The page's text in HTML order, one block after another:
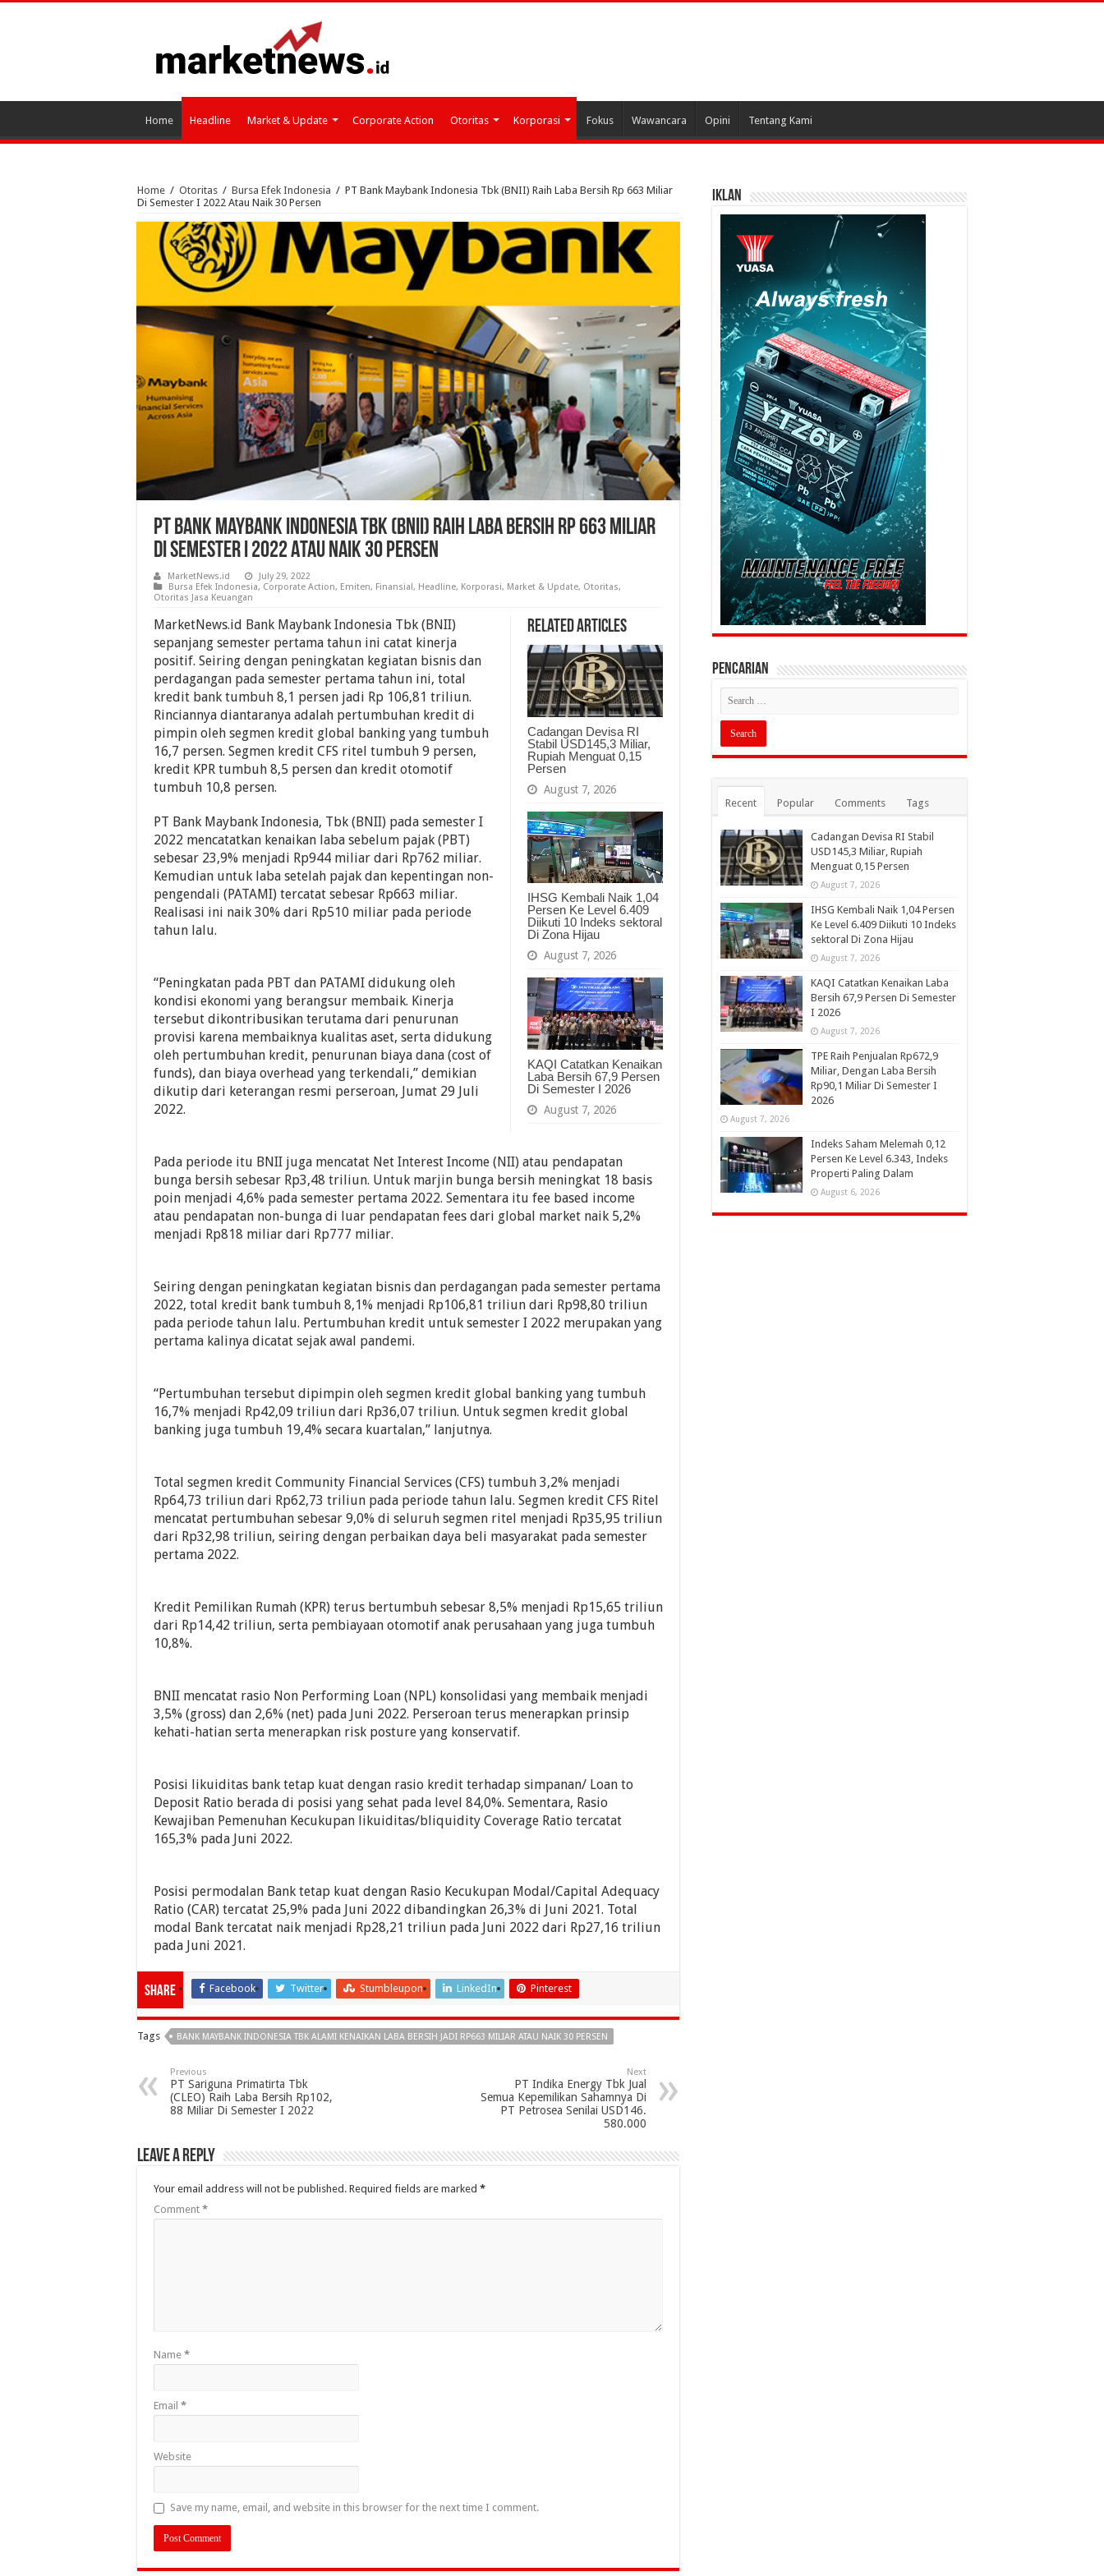
Home Headline Market & Update Corporate Action Otoritas Korporasi Fokus Wawancara Opini Tentang Kami
Home / Otoritas / Bursa Efek Indonesia / PT Bank Maybank Indonesia Tbk (BNII) Raih Laba Bersih Rp 663 Miliar
Di Semester I 2022 Atau Naik 30 Persen
PT Bank Maybank Indonesia Tbk (BNII) Raih Laba Bersih Rp 663 Miliar
Di Semester I 2022 Atau Naik 30 Persen
MarketNews.id
July 29, 2022
Bursa Efek Indonesia, Corporate Action, Emiten, Finansial, Headline, Korporasi, Market & Update, Otoritas,
Otoritas Jasa Keuangan
Related Articles
Cadangan Devisa RI
Stabil USD145,3 Miliar,
Rupiah Menguat 0,15
Persen
August 7, 2026
IHSG Kembali Naik 1,04
Persen Ke Level 6.409
Diikuti 10 Indeks sektoral
Di Zona Hijau
August 7, 2026
KAQI Catatkan Kenaikan
Laba Bersih 67,9 Persen
Di Semester I 2026
August 7, 2026
MarketNews.id Bank Maybank Indonesia Tbk (BNII)
sepanjang semester pertama tahun ini catat kinerja
positif. Seiring dengan peningkatan kegiatan bisnis dan
perdagangan pada semester pertama tahun ini, total
kredit bank tumbuh 8,1 persen jadi Rp 106,81 triliun.
Rinciannya diantaranya adalah pertumbuhan kredit di
pimpin oleh segmen kredit global banking yang tumbuh
16,7 persen. Segmen kredit CFS ritel tumbuh 9 persen,
kredit KPR tumbuh 8,5 persen dan kredit otomotif
tumbuh 10,8 persen.
PT Bank Maybank Indonesia, Tbk (BNII) pada semester I
2022 mencatatkan kenaikan laba sebelum pajak (PBT)
sebesar 23,9% menjadi Rp944 miliar dari Rp762 miliar.
Kemudian untuk laba setelah pajak dan kepentingan non-
pengendali (PATAMI) tercatat sebesar Rp663 miliar.
Realisasi ini naik 30% dari Rp510 miliar pada periode
tahun lalu.
“Peningkatan pada PBT dan PATAMI didukung oleh
kondisi ekonomi yang berangsur membaik. Kinerja
tersebut dikontribusikan terutama dari penurunan
provisi karena membaiknya kualitas aset, serta didukung
oleh pertumbuhan kredit, penurunan biaya dana (cost of
funds), dan biaya overhead yang terkendali,” demikian
dikutip dari keterangan resmi perseroan, Jumat 29 Juli
2022.
Pada periode itu BNII juga mencatat Net Interest Income (NII) atau pendapatan
bunga bersih sebesar Rp3,48 triliun. Untuk marjin bunga bersih meningkat 18 basis
poin menjadi 4,6% pada semester pertama 2022. Sementara itu fee based income
atau pendapatan non-bunga di luar pendapatan fees dari global market naik 5,2%
menjadi Rp818 miliar dari Rp777 miliar.
Seiring dengan peningkatan kegiatan bisnis dan perdagangan pada semester pertama
2022, total kredit bank tumbuh 8,1% menjadi Rp106,81 triliun dari Rp98,80 triliun
pada periode tahun lalu. Pertumbuhan kredit untuk semester I 2022 merupakan yang
pertama kalinya dicatat sejak awal pandemi.
“Pertumbuhan tersebut dipimpin oleh segmen kredit global banking yang tumbuh
16,7% menjadi Rp42,09 triliun dari Rp36,07 triliun. Untuk segmen kredit global
banking juga tumbuh 19,4% secara kuartalan,” lanjutnya.
Total segmen kredit Community Financial Services (CFS) tumbuh 3,2% menjadi
Rp64,73 triliun dari Rp62,73 triliun pada periode tahun lalu. Segmen kredit CFS Ritel
mencatat pertumbuhan sebesar 9,0% di seluruh segmen ritel menjadi Rp35,95 triliun
dari Rp32,98 triliun, seiring dengan perbaikan daya beli masyarakat pada semester
pertama 2022.
Kredit Pemilikan Rumah (KPR) terus bertumbuh sebesar 8,5% menjadi Rp15,65 triliun
dari Rp14,42 triliun, serta pembiayaan otomotif anak perusahaan yang juga tumbuh
10,8%.
BNII mencatat rasio Non Performing Loan (NPL) konsolidasi yang membaik menjadi
3,5% (gross) dan 2,6% (net) pada Juni 2022. Perseroan terus menerapkan prinsip
kehati-hatian serta menerapkan risk posture yang konservatif.
Posisi likuiditas bank tetap kuat dengan rasio kredit terhadap simpanan/ Loan to
Deposit Ratio berada di posisi yang sehat pada level 84,0%. Sementara, Rasio
Kewajiban Pemenuhan Kecukupan likuiditas/bliquidity Coverage Ratio tercatat
165,3% pada Juni 2022.
Posisi permodalan Bank tetap kuat dengan Rasio Kecukupan Modal/Capital Adequacy
Ratio (CAR) tercatat 25,9% pada Juni 2022 dibandingkan 26,3% di Juni 2021. Total
modal Bank tercatat naik menjadi Rp28,21 triliun pada Juni 2022 dari Rp27,16 triliun
pada Juni 2021.
Share Facebook Twitter Stumbleupon LinkedIn Pinterest
Tags BANK MAYBANK INDONESIA TBK ALAMI KENAIKAN LABA BERSIH JADI RP663 MILIAR ATAU NAIK 30 PERSEN
Previous
PT Sariguna Primatirta Tbk
(CLEO) Raih Laba Bersih Rp102,
88 Miliar Di Semester I 2022
Next
PT Indika Energy Tbk Jual
Semua Kepemilikan Sahamnya Di
PT Petrosea Senilai USD146.
580.000
Leave a Reply
Your email address will not be published. Required fields are marked *
Comment *
Name *
Email *
Website
Save my name, email, and website in this browser for the next time I comment.
IKLAN
PENCARIAN
Recent Popular Comments Tags
Cadangan Devisa RI Stabil
USD145,3 Miliar, Rupiah
Menguat 0,15 Persen
August 7, 2026
IHSG Kembali Naik 1,04 Persen
Ke Level 6.409 Diikuti 10 Indeks
sektoral Di Zona Hijau
August 7, 2026
KAQI Catatkan Kenaikan Laba
Bersih 67,9 Persen Di Semester
I 2026
August 7, 2026
TPE Raih Penjualan Rp672,9
Miliar, Dengan Laba Bersih
Rp90,1 Miliar Di Semester I
2026
August 7, 2026
Indeks Saham Melemah 0,12
Persen Ke Level 6.343, Indeks
Properti Paling Dalam
August 6, 2026